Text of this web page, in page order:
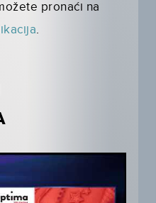
pronaći na
.